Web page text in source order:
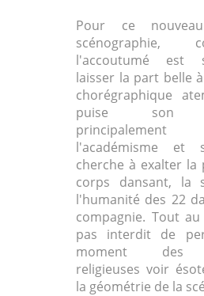
Pour ce
scénographie,
l'accoutumé est
laisser la part belle
chorégraphique
puise son
l'académisme et
cherche à exalter la
corps dansant, la
l'humanité des 22
compagnie. Tout
pas interdit de
moment des
religieuses voir
la géométrie de la